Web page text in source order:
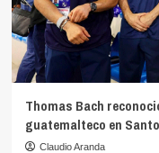
Thomas Bach
guatemalteco en
Claudio Aranda